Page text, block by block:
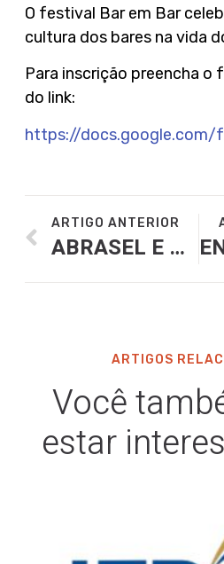
O festival Bar em Bar
cultura dos bares na vida
Para inscrição preencha o
do link:
https://docs.google.com/
ARTIGO ANTERIOR
ABRASEL E SINDIBARES REALIZAM HAPPY HOUR COM ASSOCIADOS
ARTIGOS
Você
estar